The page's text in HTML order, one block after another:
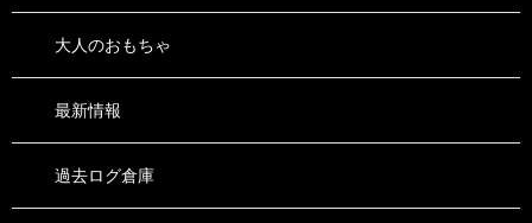
大人のおもちゃ
最新情報
過去ログ倉庫